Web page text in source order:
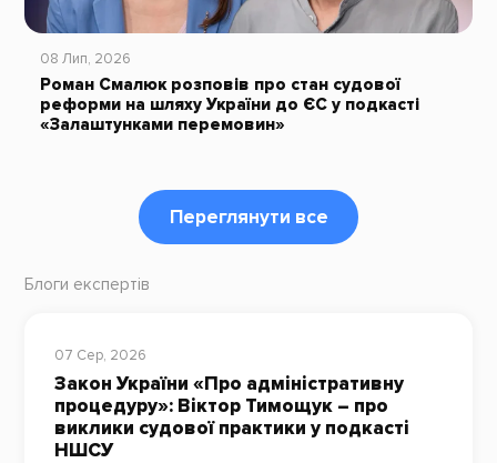
08 Лип, 2026
Роман Смалюк розповів про стан судової
реформи на шляху України до ЄС у подкасті
«Залаштунками перемовин»
Переглянути все
Блоги експертів
07 Сер, 2026
Закон України «Про адміністративну
процедуру»: Віктор Тимощук – про
виклики судової практики у подкасті
НШСУ